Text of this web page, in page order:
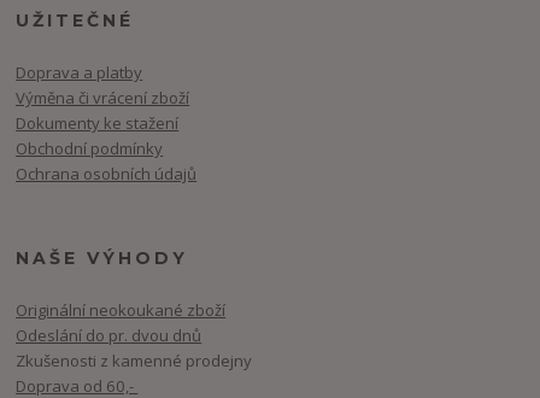
UŽITEČNÉ
Doprava a platby
Výměna či vrácení zboží
Dokumenty ke stažení
Obchodní podmínky
Ochrana osobních údajů
NAŠE VÝHODY
Originální neokoukané zboží
Odeslání do pr. dvou dnů
Zkušenosti z kamenné prodejny
Doprava od 60,-